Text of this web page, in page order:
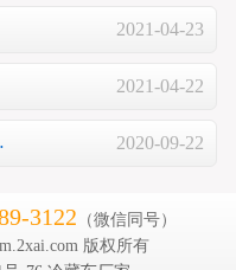
2021-04-23
2021-04-22
2020-09-22
3122 （微信同号）
版权所有